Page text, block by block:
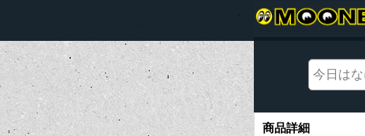
商品詳細
商品詳細